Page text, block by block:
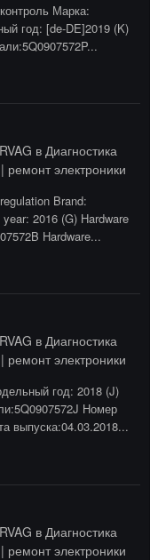
Марка:
год: [de-DE]2019 (K)
в Диагностика
электроники
Brand:
2016 (G) Hardware
Hardware...
в Диагностика
электроники
год: 2018 (J)
Номер
выпуска:04.03.2018...
в Диагностика
электроники